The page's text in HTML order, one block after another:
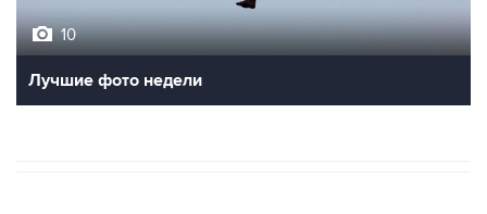
10
Лучшие фото недели